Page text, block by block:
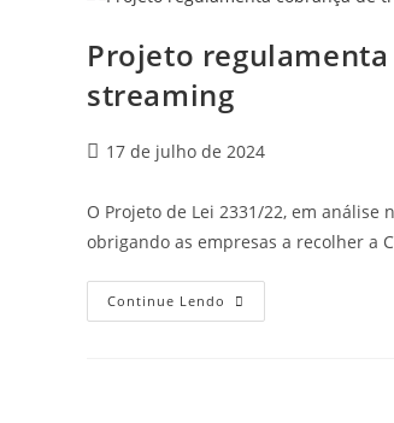
Projeto
streaming
17 de julho de 2024
O Projeto de Lei 2331/22, em análise
obrigando as empresas a recolher a
Continue Lendo